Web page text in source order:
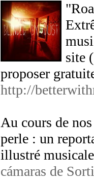
site
proposer
http://
Au cours de
perle : un
illustré
cámaras de